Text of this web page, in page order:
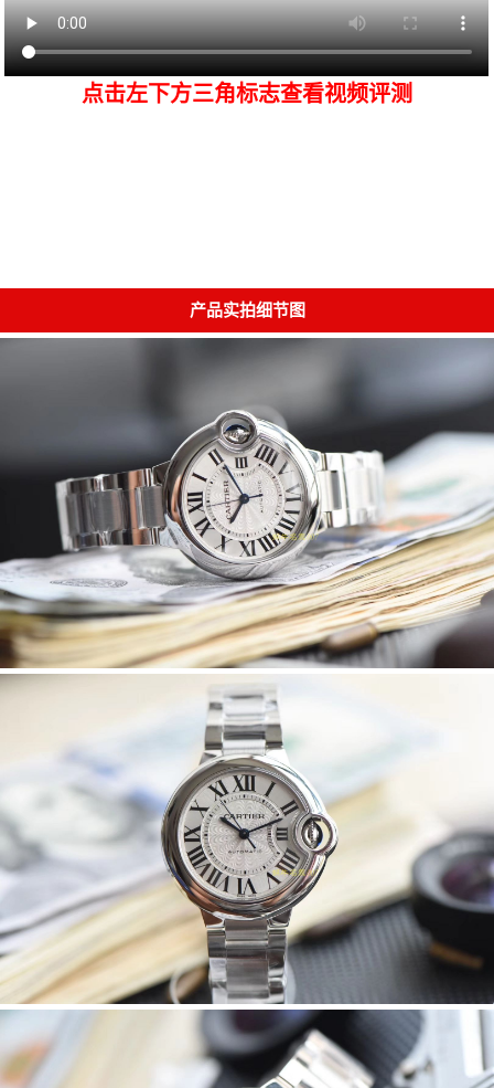
点击左下方三角标志查看视频评测
产品实拍细节图